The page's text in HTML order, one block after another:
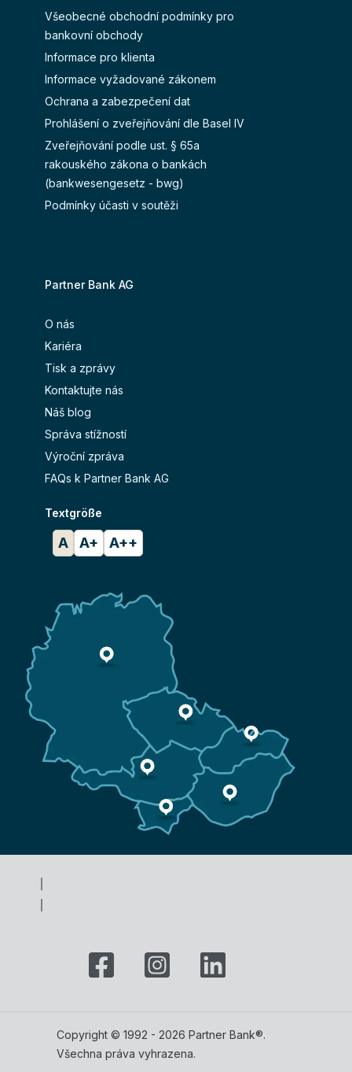
Všeobecné obchodní podmínky pro
bankovní obchody
Informace pro klienta
Informace vyžadované zákonem
Ochrana a zabezpečení dat
Prohlášení o zveřejňování dle Basel IV
Zveřejňování podle ust. § 65a
rakouského zákona o bankách
(bankwesengesetz - bwg)
Podmínky účasti v soutěži
Partner Bank AG
O nás
Kariéra
Tisk a zprávy
Kontaktujte nás
Náš blog
Správa stížností
Výroční zpráva
FAQs k Partner Bank AG
Textgröße
A A+ A++
Copyright © 1992 - 2026 Partner Bank®.
Všechna práva vyhrazena.